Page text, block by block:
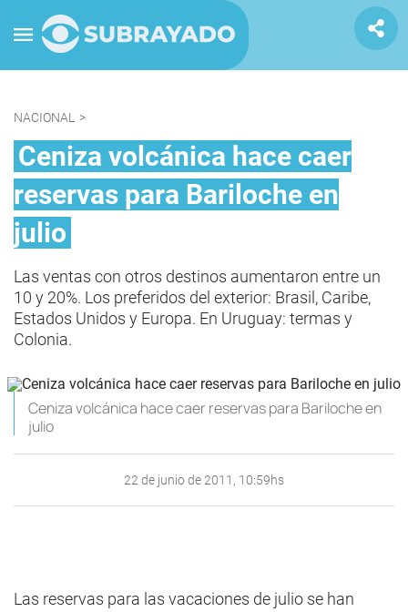
NACIONAL >
Ceniza volcánica hace caer
reservas para Bariloche en
julio
Las ventas con otros destinos aumentaron entre un
10 y 20%. Los preferidos del exterior: Brasil, Caribe,
Estados Unidos y Europa. En Uruguay: termas y
Colonia.
Ceniza volcánica hace caer reservas para Bariloche en
julio
22 de junio de 2011, 10:59hs
Las reservas para las vacaciones de julio se han